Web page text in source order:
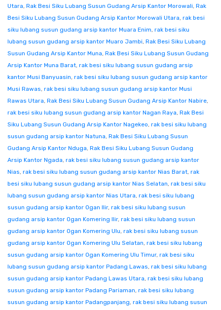
Utara, Rak Besi Siku Lubang Susun Gudang Arsip Kantor Morowali, Rak
Besi Siku Lubang Susun Gudang Arsip Kantor Morowali Utara, rak besi
siku lubang susun gudang arsip kantor Muara Enim, rak besi siku
lubang susun gudang arsip kantor Muaro Jambi, Rak Besi Siku Lubang
Susun Gudang Arsip Kantor Muna, Rak Besi Siku Lubang Susun Gudang
Arsip Kantor Muna Barat, rak besi siku lubang susun gudang arsip
kantor Musi Banyuasin, rak besi siku lubang susun gudang arsip kantor
Musi Rawas, rak besi siku lubang susun gudang arsip kantor Musi
Rawas Utara, Rak Besi Siku Lubang Susun Gudang Arsip Kantor Nabire,
rak besi siku lubang susun gudang arsip kantor Nagan Raya, Rak Besi
Siku Lubang Susun Gudang Arsip Kantor Nagekeo, rak besi siku lubang
susun gudang arsip kantor Natuna, Rak Besi Siku Lubang Susun
Gudang Arsip Kantor Nduga, Rak Besi Siku Lubang Susun Gudang
Arsip Kantor Ngada, rak besi siku lubang susun gudang arsip kantor
Nias, rak besi siku lubang susun gudang arsip kantor Nias Barat, rak
besi siku lubang susun gudang arsip kantor Nias Selatan, rak besi siku
lubang susun gudang arsip kantor Nias Utara, rak besi siku lubang
susun gudang arsip kantor Ogan Ilir, rak besi siku lubang susun
gudang arsip kantor Ogan Komering Ilir, rak besi siku lubang susun
gudang arsip kantor Ogan Komering Ulu, rak besi siku lubang susun
gudang arsip kantor Ogan Komering Ulu Selatan, rak besi siku lubang
susun gudang arsip kantor Ogan Komering Ulu Timur, rak besi siku
lubang susun gudang arsip kantor Padang Lawas, rak besi siku lubang
susun gudang arsip kantor Padang Lawas Utara, rak besi siku lubang
susun gudang arsip kantor Padang Pariaman, rak besi siku lubang
susun gudang arsip kantor Padangpanjang, rak besi siku lubang susun